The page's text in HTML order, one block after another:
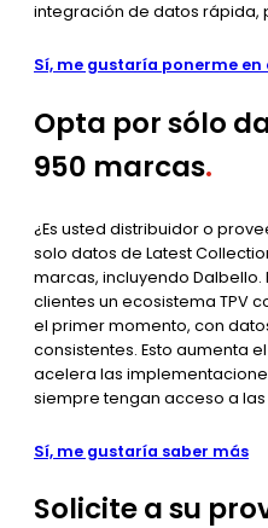
integración de datos rápida,
Sí, me gustaría ponerme
Opta por sólo
950 marcas.
¿Es usted distribuidor o
solo datos de Latest
marcas, incluyendo Dalbello.
clientes un ecosistema TPV
el primer momento, con
consistentes. Esto aumenta
acelera las
siempre tengan acceso a
Sí, me gustaría saber más
Solicite a su